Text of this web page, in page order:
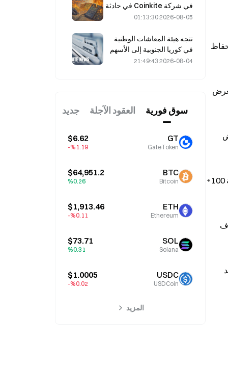
في شركة Coinkite في حادثة
الهجمات وخسائر بلغت 114
مليون دولار.
2026-08-05 01:13:30
تتجه هيئة المعاشات الوطنية
في كوريا الجنوبية إلى الأسهم
2026-08-04 21:49:43
سوق فوریة العقود الآجلة جديد
GT
GateToken
$6.62
%1.19-
BTC
Bitcoin
$64,951.2
%0.26
ETH
Ethereum
$1,913.46
%0.11-
SOL
Solana
$73.71
%0.31
USDC
USDCoin
$1.0005
%0.02-
المزيد